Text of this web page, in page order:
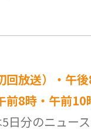
回放送）・午
前8時・午前
日分のニュー